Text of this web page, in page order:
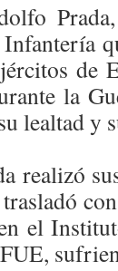
de
la
lealtad y
realizó
el